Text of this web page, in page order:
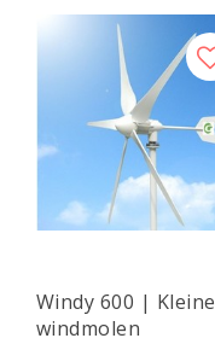
Windy 600 | Kleine
windmolen